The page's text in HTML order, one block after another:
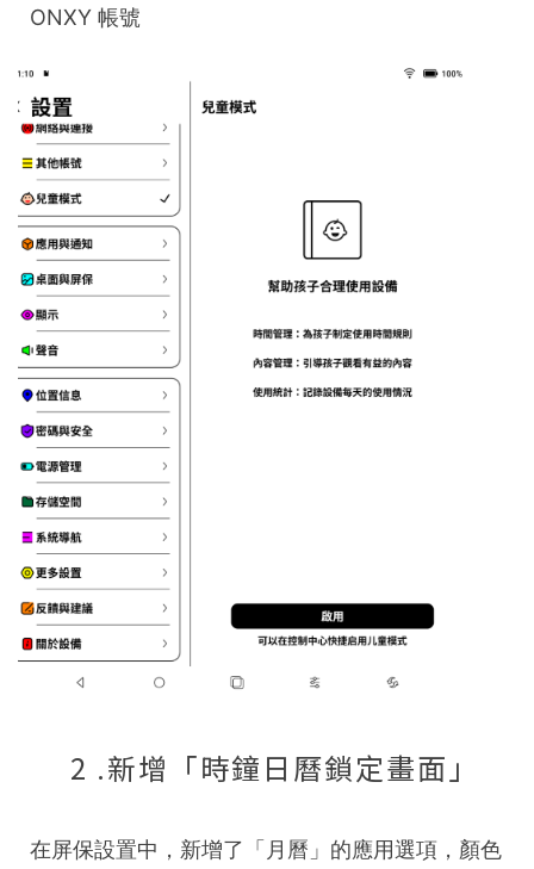
ONXY 帳號
2 .新增「時鐘日曆鎖定畫面」
在屏保設置中，新增了「月曆」的應用選項，顏色